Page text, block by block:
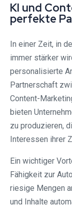
KI und
perfekte
In einer Zeit, in
immer stärker
personalisierte
Partnerschaft
Content-
bieten
zu produzieren,
Interessen ihrer
Ein wichtiger
Fähigkeit zur
riesige Mengen
und Inhalte